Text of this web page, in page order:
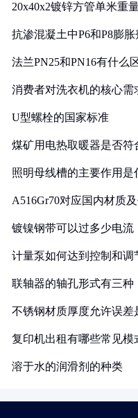
20x40x2镀锌方管单米重
抗渗混凝土中P6和P8膨
法兰PN25和PN16有什么
消费者对洗衣机的核心需
U型螺栓的国家标准
煤矿用电热取暖器是否符
照明母线槽的主要作用是
A516Gr70对应国内材质
镀镍钢带可以过多少电流
计量泵如何达到控制和调
联轴器的轴孔形式有三种
不锈钢材质厚度允许误差
复印机出租有哪些常见模
溶于水的润滑剂的种类